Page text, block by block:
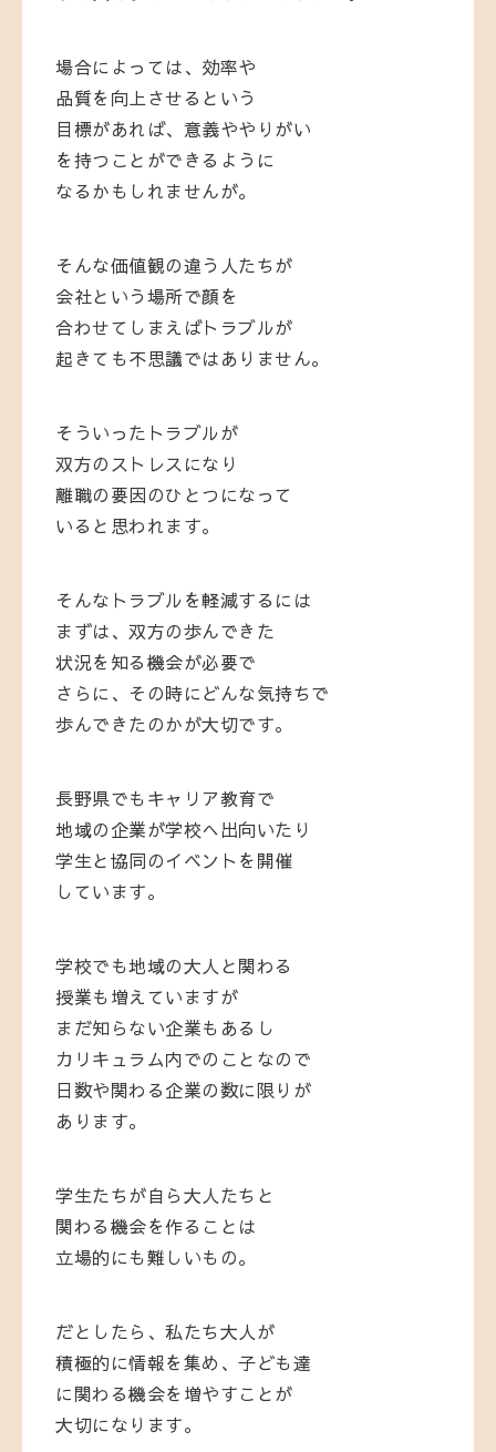
場合によっては、効率や
品質を向上させるという
目標があれば、意義ややりがい
を持つことができるように
なるかもしれませんが。
そんな価値観の違う人たちが
会社という場所で顔を
合わせてしまえばトラブルが
起きても不思議ではありません。
そういったトラブルが
双方のストレスになり
離職の要因のひとつになって
いると思われます。
そんなトラブルを軽減するには
まずは、双方の歩んできた
状況を知る機会が必要で
さらに、その時にどんな気持ちで
歩んできたのかが大切です。
長野県でもキャリア教育で
地域の企業が学校へ出向いたり
学生と協同のイベントを開催
しています。
学校でも地域の大人と関わる
授業も増えていますが
まだ知らない企業もあるし
カリキュラム内でのことなので
日数や関わる企業の数に限りが
あります。
学生たちが自ら大人たちと
関わる機会を作ることは
立場的にも難しいもの。
だとしたら、私たち大人が
積極的に情報を集め、子ども達
に関わる機会を増やすことが
大切になります。